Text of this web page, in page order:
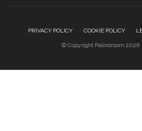
PRIVACY POLICY COOKIE POLICY
© Copyright Palindroom 2026